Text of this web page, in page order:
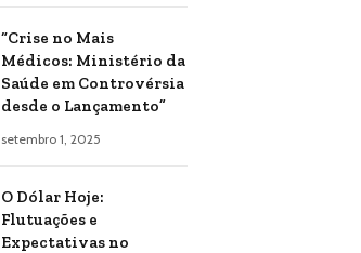
“Crise no Mais
Médicos: Ministério da
Saúde em Controvérsia
desde o Lançamento”
setembro 1, 2025
O Dólar Hoje:
Flutuações e
Expectativas no